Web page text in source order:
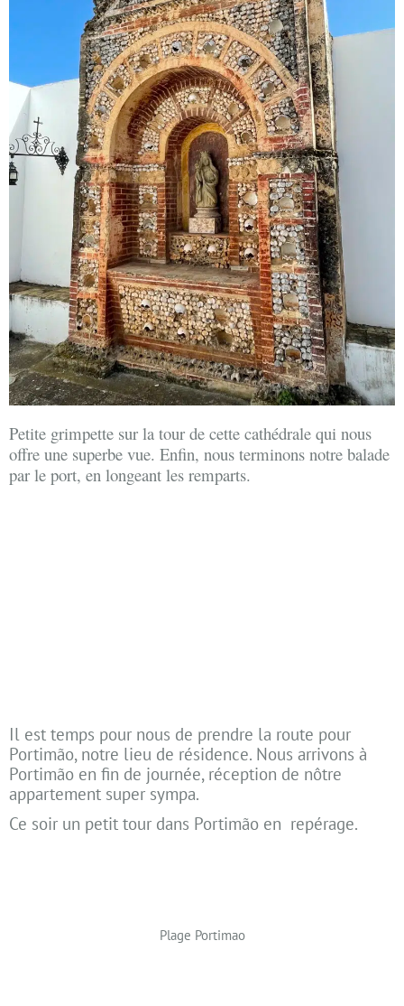
Petite grimpette sur la tour de cette cathédrale qui nous
offre une superbe vue. Enfin, nous terminons notre balade
par le port, en longeant les remparts.
Il est temps pour nous de prendre la route pour
Portimão, notre lieu de résidence. Nous arrivons à
Portimão en fin de journée, réception de nôtre
appartement super sympa.
Ce soir un petit tour dans Portimão en repérage.
Plage Portimao